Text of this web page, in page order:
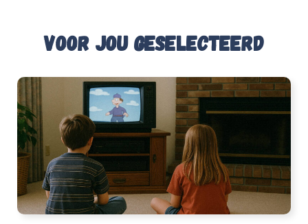
Voor jou geselecteerd